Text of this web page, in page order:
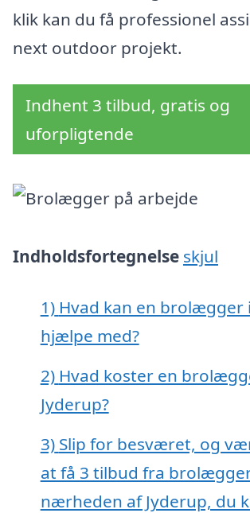
klik kan du få professionel
next outdoor projekt.
Indhent 3 tilbud, gratis og
uforpligtende
Indholdsfortegnelse skjul
1) Hvad kan en brolægger
hjælpe med?
2) Hvad koster en
Jyderup?
3) Slip for besværet, og
at få 3 tilbud fra
nærheden af Jyderup, du